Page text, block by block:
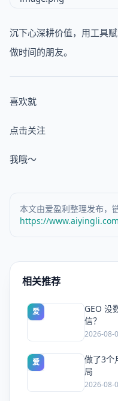
沉下心深耕价值，用工具
做时间的朋友。
喜欢就
点击关注
我哦～
本文由爱盈利整理发布，链
https://
相关推荐
爱
GEO 没
信？
2026-08-
爱
做了3个
局
2026-08-